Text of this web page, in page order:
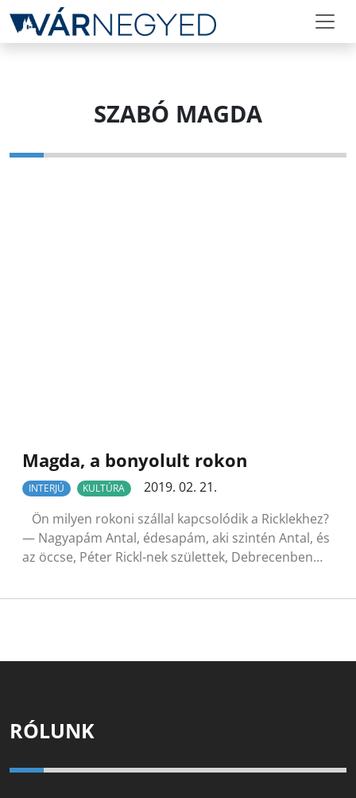
SZABÓ MAGDA
Magda, a bonyolult rokon
INTERJÚ KULTÚRA
2019. 02. 21.
Ön milyen rokoni szállal kapcsolódik a Ricklekhez?
— Nagyapám Antal, édesapám, aki szintén Antal, és
az öccse, Péter Rickl-nek születtek, Debrecenben…
RÓLUNK